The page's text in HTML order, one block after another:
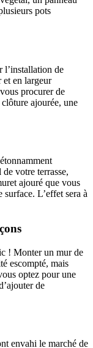
pots
l’installation de
et en largeur
procurer de
ajourée, une
votre terrasse,
ajouré que vous
L’effet sera à
! Monter un mur de
escompté, mais
optez pour une
de
envahi le marché de